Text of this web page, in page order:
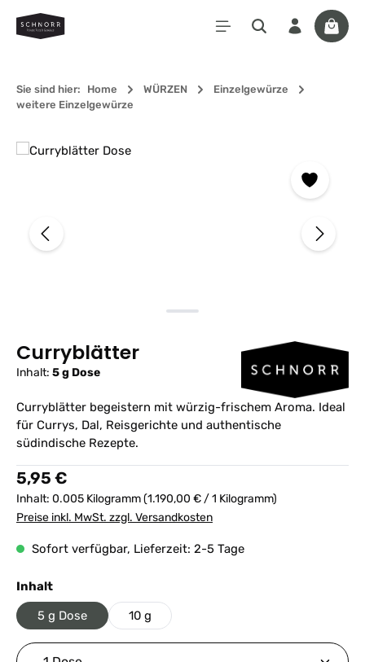
Zum Hauptinhalt springen
Sie sind hier: Home WÜRZEN
Einzelgewürze
weitere Einzelgewürze
Bildergalerie überspringen
Curryblätter
Inhalt: 5 g Dose
Curryblätter begeistern mit würzig-frischem Aroma. Ideal
für Currys, Dal, Reisgerichte und authentische
südindische Rezepte.
Regulärer Preis:
5,95 €
Inhalt: 0.005 Kilogramm(1.190,00 € / 1 Kilogramm)
Preise inkl. MwSt. zzgl. Versandkosten
Sofort verfügbar, Lieferzeit: 2-5 Tage
Inhaltauswählen
5 g Dose 10 g
Produkt Anzahl: Gib den gewünschten Wert ein